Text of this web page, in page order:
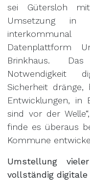
sei Gütersloh
Umsetzung in
Datenplattform
Brinkhaus.
Notwendigkeit
Sicherheit dränge,
Entwicklungen, in
sind vor der
finde es überaus
Kommune
Umstellung
vollständig digitale